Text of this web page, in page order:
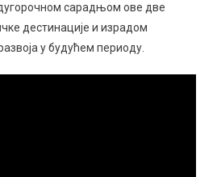
сарадњом ове две
дестинације и израдом
у будућем периоду.